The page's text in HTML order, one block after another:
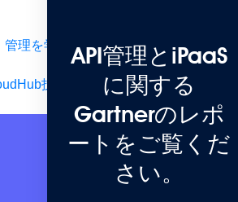
管理を学びます。 アプリケーションネ
技術者／管理者向けコース：ク
API管理とiPaaS
に関する
Gartnerのレポ
ートをご覧くだ
さい。